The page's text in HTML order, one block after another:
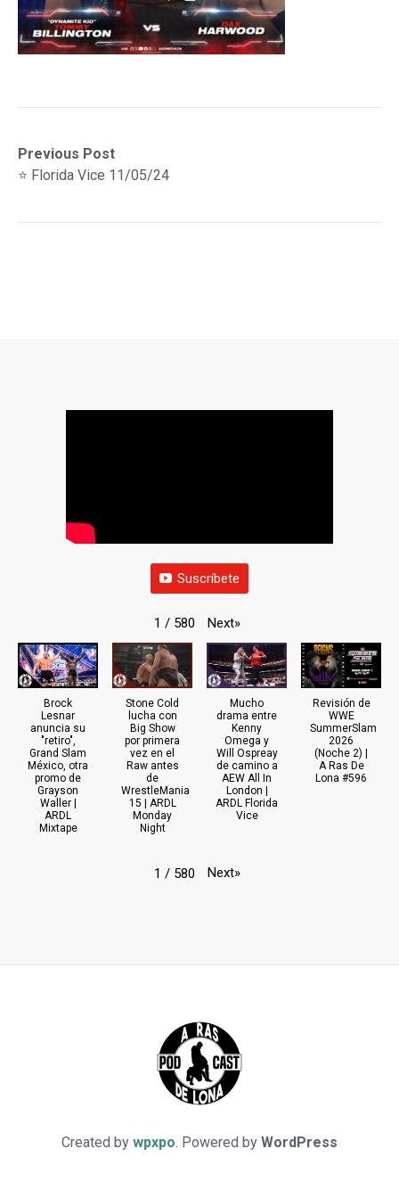
Navegación
de
Previous Post
Previous
post:⭐ Florida Vice 11/05/24
Suscríbete
1 / 580 Next»
Brock
Lesnar
anuncia su
"retiro",
Grand Slam
México, otra
promo de
Grayson
Waller |
ARDL
Mixtape
Stone Cold
lucha con
Big Show
por primera
vez en el
Raw antes
de
WrestleMania
15 | ARDL
Monday
Night
Mucho
drama entre
Kenny
Omega y
Will Ospreay
de camino a
AEW All In
London |
ARDL Florida
Vice
Revisión de
WWE
SummerSlam
2026
(Noche 2) |
A Ras De
Lona #596
1 / 580 Next»
Created by wpxpo. Powered by WordPress